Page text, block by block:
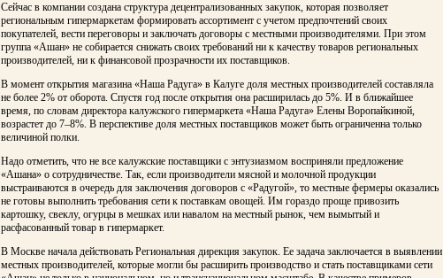
Сейчас в компании создана структура децентрализованных закупок, которая позволяет
региональным гипермаркетам формировать ассортимент с учетом предпочтений своих
покупателей, вести переговоры и заключать договоры с местными производителями. При этом
группа «Ашан» не собирается снижать своих требований ни к качеству товаров региональных
производителей, ни к финансовой прозрачности их поставщиков.
В момент открытия магазина «Наша Радуга» в Калуге доля местных производителей составляла
не более 2% от оборота. Спустя год после открытия она расширилась до 5%. И в ближайшее
время, по словам директора калужского гипермаркета «Наша Радуга» Елены Воропайкиной,
возрастет до 7–8%. В перспективе доля местных поставщиков может быть ограниченна только
величиной полки.
Надо отметить, что не все калужские поставщики с энтузиазмом восприняли предложение
«Ашана» о сотрудничестве. Так, если производители мясной и молочной продукции
выстраиваются в очередь для заключения договоров с «Радугой», то местные фермеры оказались
не готовы выполнить требования сети к поставкам овощей. Им гораздо проще привозить
картошку, свеклу, огурцы в мешках или навалом на местный рынок, чем вымытый и
расфасованный товар в гипермаркет.
В Москве начала действовать Региональная дирекция закупок. Ее задача заключается в выявлении
местных производителей, которые могли бы расширить производство и стать поставщиками сети